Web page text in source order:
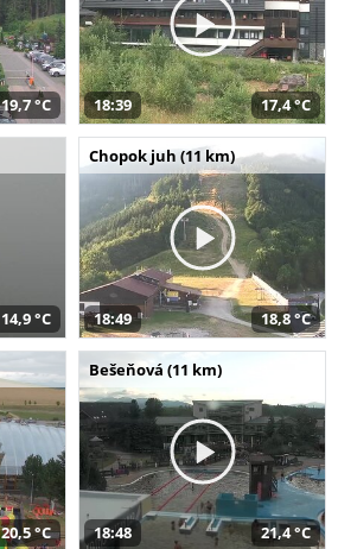
19,7 °C 18:39 17,4 °C
14,9 °C
Chopok juh (11 km)
18:49 18,8 °C
20,5 °C
Bešeňová (11 km)
18:48 21,4 °C